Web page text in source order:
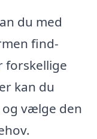
du med
find-
forskellige
kan du
vælge den